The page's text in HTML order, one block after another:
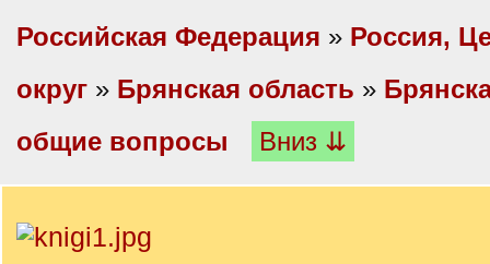
Российская Федерация » Россия,
округ » Брянская область »
общие вопросы
Вниз ⇊